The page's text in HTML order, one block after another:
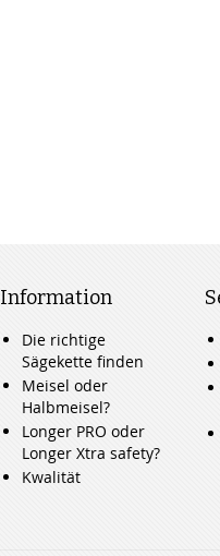
Information
Die richtige
Sägekette finden
Meisel oder
Halbmeisel?
Longer PRO oder
Longer Xtra safety?
Kwalität